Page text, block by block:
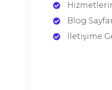
Blog
İletişime